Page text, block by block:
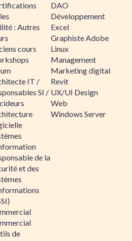
: Autres
cours
IT /
SI /
de la
et des
de
DAO
Développement
Excel
Graphiste Adobe
Linux
Management
Marketing digital
Revit
UX/UI Design
Web
Windows Server